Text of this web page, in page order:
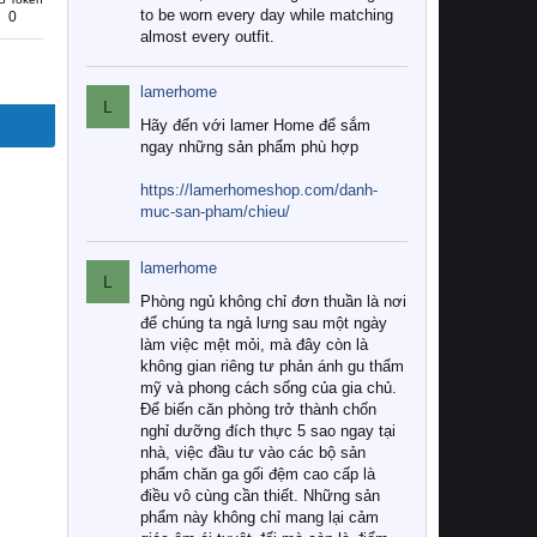
0
to be worn every day while matching
almost every outfit.
L
lamerhome
Hãy đến với lamer Home để sắm
ngay những sản phẩm phù hợp
https://lamerhomeshop.com/danh-
muc-san-pham/chieu/
L
lamerhome
Phòng ngủ không chỉ đơn thuần là nơi
để chúng ta ngả lưng sau một ngày
làm việc mệt mỏi, mà đây còn là
không gian riêng tư phản ánh gu thẩm
mỹ và phong cách sống của gia chủ.
Để biến căn phòng trở thành chốn
nghỉ dưỡng đích thực 5 sao ngay tại
nhà, việc đầu tư vào các bộ sản
phẩm chăn ga gối đệm cao cấp là
điều vô cùng cần thiết. Những sản
phẩm này không chỉ mang lại cảm